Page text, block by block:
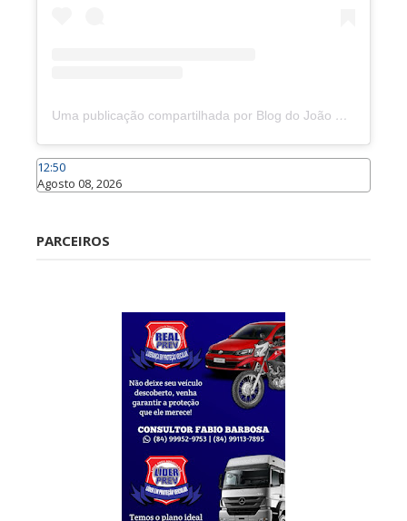
Uma publicação compartilhada por Blog do João Marcolino (@joaomarcolinoneto)
12:50
Agosto 08, 2026
PARCEIROS